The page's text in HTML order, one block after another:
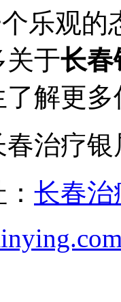
观的
关于长春
解更
治疗
长春治